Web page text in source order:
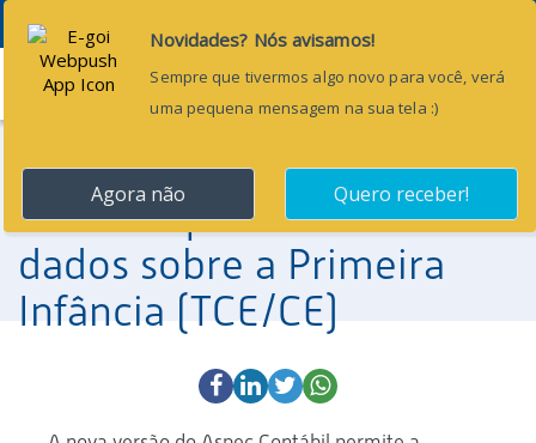
Menu
6 de junho de 2025
Nova versão do Aspec
Contábil | Inclusão de
dados sobre a Primeira
Infância (TCE/CE)